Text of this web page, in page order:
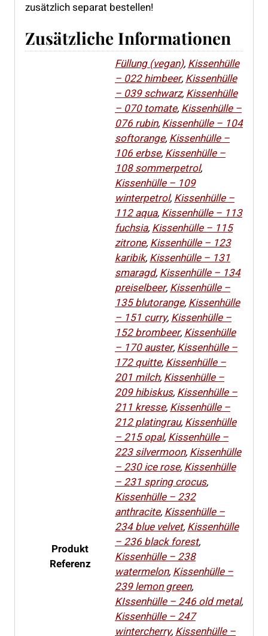
zusätzlich separat bestellen!
Zusätzliche Informationen
Produkt
Referenz
Füllung (vegan), Kissenhülle
– 022 himbeer, Kissenhülle
– 039 schwarz, Kissenhülle
– 070 tomate, Kissenhülle –
076 rubin, Kissenhülle – 104
softorange, Kissenhülle –
106 erbse, Kissenhülle –
108 sommerpetrol,
Kissenhülle – 109
winterpetrol, Kissenhülle –
112 aqua, Kissenhülle – 113
fuchsia, Kissenhülle – 115
zitrone, Kissenhülle – 123
karibik, Kissenhülle – 131
smaragd, Kissenhülle – 134
preiselbeer, Kissenhülle –
135 blutorange, Kissenhülle
– 151 curry, Kissenhülle –
152 brombeer, Kissenhülle
– 170 auster, Kissenhülle –
172 quitte, Kissenhülle –
201 milch, Kissenhülle –
209 hibiskus, Kissenhülle –
211 kresse, Kissenhülle –
212 platingrau, Kissenhülle
– 215 opal, Kissenhülle –
223 silvermoon, Kissenhülle
– 230 ice rose, Kissenhülle
– 231 spring crocus,
Kissenhülle – 232
anthracite, Kissenhülle –
234 blue velvet, Kissenhülle
– 236 black forest,
Kissenhülle – 238
watermelon, Kissenhülle –
239 lemon green,
KIssenhülle – 246 old metal,
Kissenhülle – 247
wintercherry, Kissenhülle –